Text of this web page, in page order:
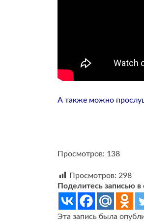
А также можно
Просмотров: 138
Просмотров: 298
Поделитесь записью в
Эта запись была